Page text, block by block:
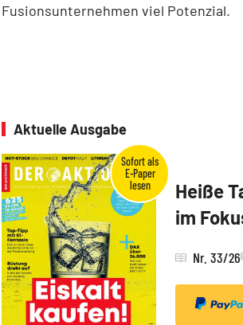
Fusionsunternehmen viel Potenzial.
Aktuelle Ausgabe
Heiße
im
Nr. 33/26